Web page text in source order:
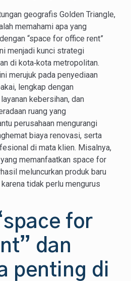
geografis Golden Triangle,
memahami apa yang
“space for office rent”
menjadi kunci strategi
di kota‑kota metropolitan.
merujuk pada penyediaan
lengkap dengan
kebersihan, dan
ruang yang
perusahaan mengurangi
biaya renovasi, serta
di mata klien. Misalnya,
memanfaatkan space for
meluncurkan produk baru
tidak perlu mengurus
for
dan
penting di